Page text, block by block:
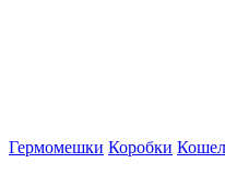
Гермомешки Коробки